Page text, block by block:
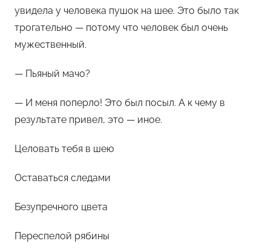
увидела у человека пушок на шее. Это было так
трогательно — потому что человек был очень
мужественный.
— Пьяный мачо?
— И меня поперло! Это был посыл. А к чему в
результате привел, это — иное.
Целовать тебя в шею
Оставаться следами
Безупречного цвета
Переспелой рябины